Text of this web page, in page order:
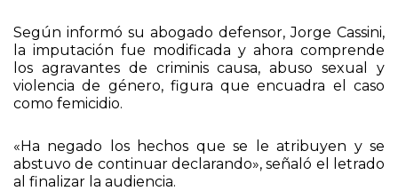
Según informó su abogado defensor, Jorge Cassini,
la imputación fue modificada y ahora comprende
los agravantes de criminis causa, abuso sexual y
violencia de género, figura que encuadra el caso
como femicidio.
«Ha negado los hechos que se le atribuyen y se
abstuvo de continuar declarando», señaló el letrado
al finalizar la audiencia.